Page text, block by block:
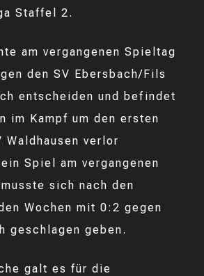
Staffel 2.
am vergangenen Spieltag
den SV Ebersbach/Fils
entscheiden und befindet
im Kampf um den ersten
Waldhausen verlor
Spiel am vergangenen
sich nach den
Wochen mit 0:2 gegen
geschlagen geben.
galt es für die